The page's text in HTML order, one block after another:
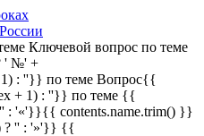
Ключевой вопрос по теме
' №' +
1) : ''}} по теме Вопрос{{
+ 1) : ''}} по теме {{
'' : '«'}}{{ contents.name.trim() }}
? '' : '»'}} {{